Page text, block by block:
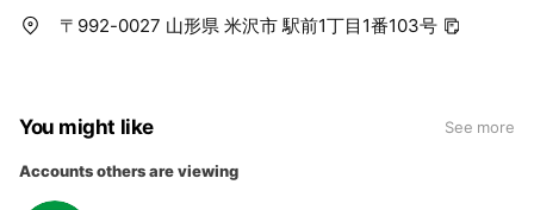
〒992-0027 山形県 米沢市 駅前1丁目1番103号
You might like See more
Accounts others are viewing